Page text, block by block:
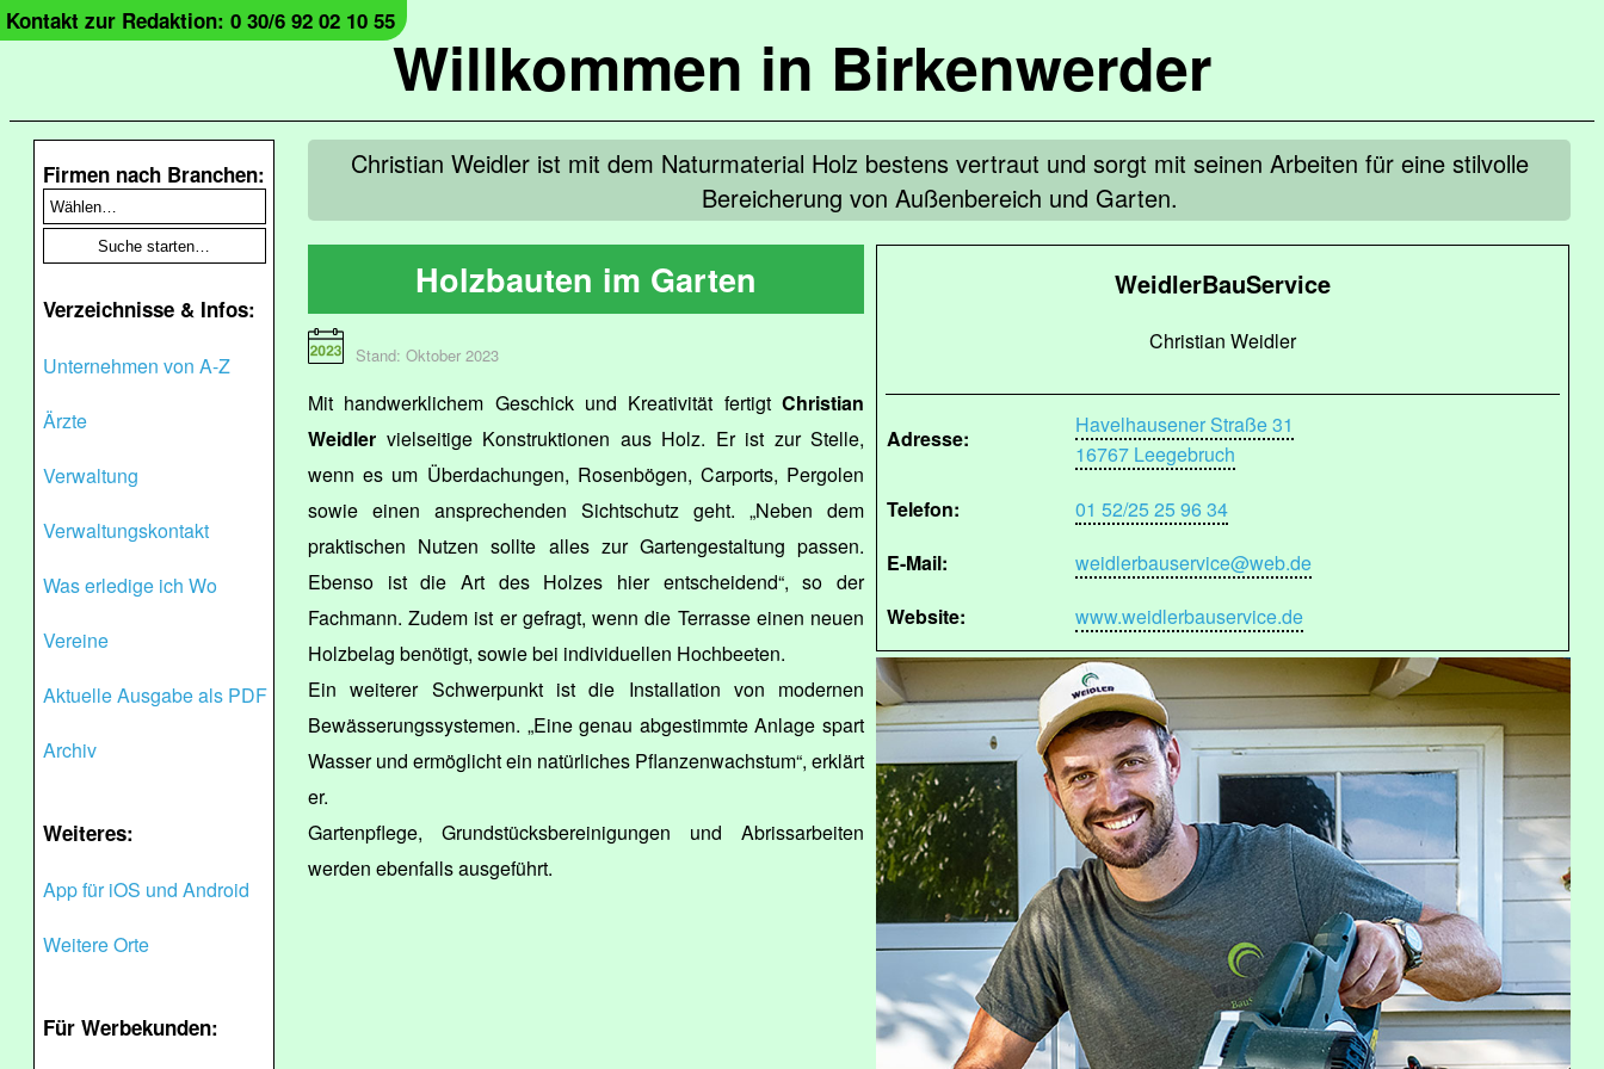
Willkommen in Birkenwerder
Kontakt zur Redaktion: 0 30/6 92 02 10 55
Firmen nach Branchen:
Verzeichnisse & Infos:
Unternehmen von A-Z
Ärzte
Verwaltung
Verwaltungskontakt
Was erledige ich Wo
Vereine
Aktuelle Ausgabe als PDF
Archiv
Weiteres:
App für iOS und Android
Weitere Orte
Für Werbekunden:
Christian Weidler ist mit dem Naturmaterial Holz bestens vertraut und sorgt mit seinen Arbeiten für eine stilvolle
Bereicherung von Außenbereich und Garten.
WeidlerBauService
Christian Weidler
Adresse:
Havelhausener Straße 31
16767 Leegebruch
Telefon:
01 52/25 25 96 34
E-Mail:
weidlerbauservice@web.de
Website:
www.weidlerbauservice.de
Holzbauten im Garten
Stand: Oktober 2023
Mit handwerklichem Geschick und Kreativität fertigtChristian
Weidler vielseitige Konstruktionen aus Holz. Er ist zur Stelle,
wenn es um Überdachungen, Rosenbögen, Carports, Pergolen
sowie einen ansprechenden Sichtschutz geht. „Neben dem
praktischen Nutzen sollte alles zur Gartengestaltung passen.
Ebenso ist die Art des Holzes hier entscheidend“, so der
Fachmann. Zudem ist er gefragt, wenn die Terrasse einen neuen
Holzbelag benötigt, sowie bei individuellen Hochbeeten.
Ein weiterer Schwerpunkt ist die Installation von modernen
Bewässerungssystemen. „Eine genau abgestimmte Anlage spart
Wasser und ermöglicht ein natürliches Pflanzenwachstum“, erklärt
er.
Gartenpflege, Grundstücksbereinigungen und Abrissarbeiten
werden ebenfalls ausgeführt.